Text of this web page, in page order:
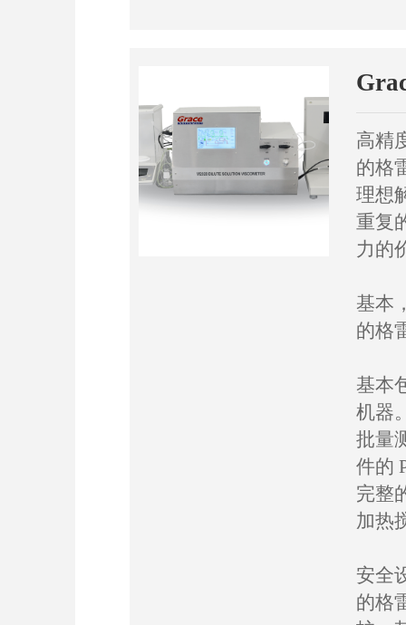
高精
的格
理想
重复
力的
基本
的格
基本
机器
批量
件的
完整
加热
安全
的格